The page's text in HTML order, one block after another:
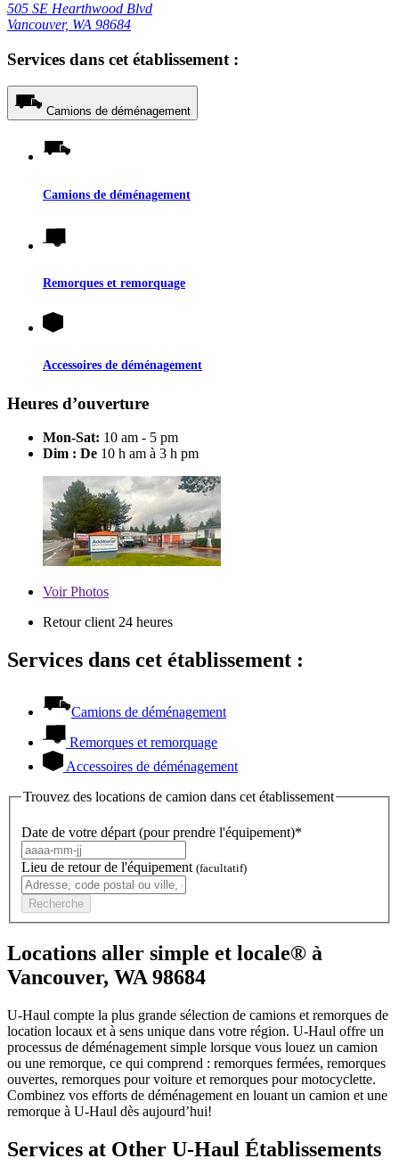
505 SE Hearthwood Blvd
Vancouver, WA 98684
Services dans cet établissement :
Camions de déménagement
Camions de déménagement
Remorques et remorquage
Accessoires de déménagement
Heures d’ouverture
Mon-Sat: 10 am - 5 pm
Dim : De 10 h am à 3 h pm
VoirPhotos
Retour client 24 heures
Services dans cet établissement :
Camions de déménagement
Remorques et remorquage
Accessoires de déménagement
Trouvez des locations de camion dans cet établissement
Date de votre départ (pour prendre l'équipement)*
Lieu de retour de l'équipement (facultatif)
Recherche
Locations aller simple et locale® à
Vancouver, WA 98684
U-Haul compte la plus grande sélection de camions et remorques de
location locaux et à sens unique dans votre région. U-Haul offre un
processus de déménagement simple lorsque vous louez un camion
ou une remorque, ce qui comprend : remorques fermées, remorques
ouvertes, remorques pour voiture et remorques pour motocyclette.
Combinez vos efforts de déménagement en louant un camion et une
remorque à U-Haul dès aujourd’hui!
Services at Other U-Haul Établissements